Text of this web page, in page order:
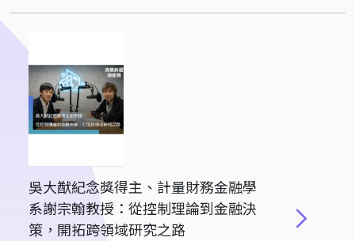
吳大猷紀念獎得主、計量財務金融學
系謝宗翰教授：從控制理論到金融決
策，開拓跨領域研究之路